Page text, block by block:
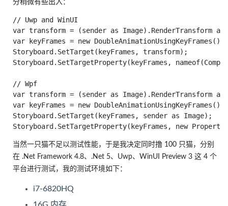
分稍微有些出入：
// Uwp and WinUI
var transform = (sender as Image).RenderTransform as
var keyFrames = new DoubleAnimationUsingKeyFrames();
Storyboard.SetTarget(keyFrames, transform);
Storyboard.SetTargetProperty(keyFrames,
// Wpf
var transform = (sender as Image).RenderTransform
var keyFrames = new DoubleAnimationUsingKeyFrames();
Storyboard.SetTarget(keyFrames, sender as Image);
当然一只猫不足以测试性能，于是我决定同时撸 100 只猫，分别
在 .Net Framework 4.8、.Net 5、Uwp、WinUI Preview 3 这 4 个
平台进行测试，我的测试环境如下：
i7-6820HQ